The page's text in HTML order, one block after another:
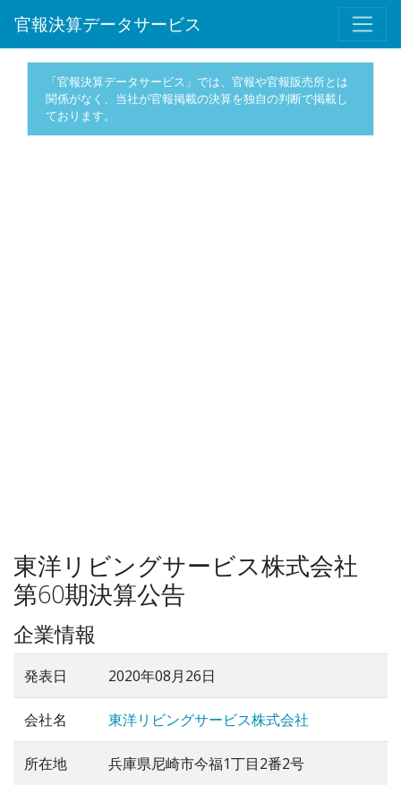
官報決算データサービス
「官報決算データサービス」では、官報や官報販売所とは
関係がなく、当社が官報掲載の決算を独自の判断で掲載し
ております。
東洋リビングサービス株式会社
第60期決算公告
企業情報
発表日 2020年08月26日
会社名 東洋リビングサービス株式会社
所在地 兵庫県尼崎市今福1丁目2番2号